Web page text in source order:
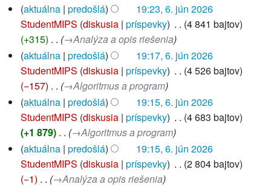
aktuálna predošlá
19:23, 6. jún 2026
StudentMIPS diskusia príspevky
4 841 bajtov
+315
→‎Analýza a opis riešenia
aktuálna predošlá
19:17, 6. jún 2026
StudentMIPS diskusia príspevky
4 526 bajtov
−157
→‎Algoritmus a program
aktuálna predošlá
19:15, 6. jún 2026
StudentMIPS diskusia príspevky
4 683 bajtov
+1 879 ‎
→‎Algoritmus a program
aktuálna predošlá
19:15, 6. jún 2026
StudentMIPS diskusia príspevky
2 804 bajtov
−1
→‎Analýza a opis riešenia